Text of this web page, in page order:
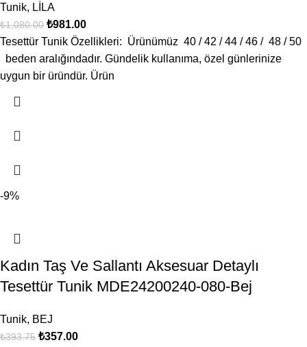
Tunik, LİLA
₺1,080.00 ₺981.00
Tesettür Tunik Özellikleri: Ürünümüz 40 / 42 / 44 / 46 / 48 / 50
beden aralığındadır. Gündelik kullanıma, özel günlerinize
uygun bir üründür. Ürün
-9%
Kadın Taş Ve Sallantı Aksesuar Detaylı
Tesettür Tunik MDE24200240-080-Bej
Tunik, BEJ
₺393.75 ₺357.00